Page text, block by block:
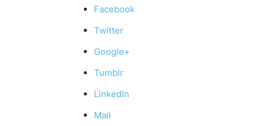
Facebook
Twitter
Google+
Tumblr
LinkedIn
Mail